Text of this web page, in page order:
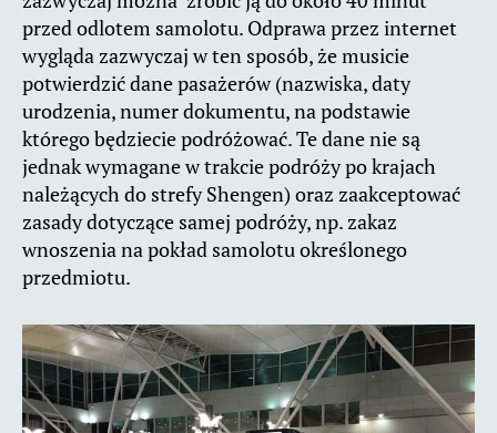
przed odlotem samolotu. Odprawa przez internet
wygląda zazwyczaj w ten sposób, że musicie
potwierdzić dane pasażerów (nazwiska, daty
urodzenia, numer dokumentu, na podstawie
którego będziecie podróżować. Te dane nie są
jednak wymagane w trakcie podróży po krajach
należących do strefy Shengen) oraz zaakceptować
zasady dotyczące samej podróży, np. zakaz
wnoszenia na pokład samolotu określonego
przedmiotu.